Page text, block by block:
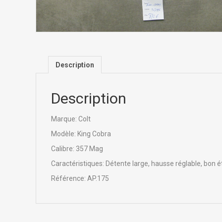
Description
Description
Marque: Colt
Modèle: King Cobra
Calibre: 357 Mag
Caractéristiques: Détente large, hausse réglable, bon
Référence: AP.175